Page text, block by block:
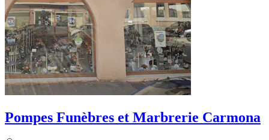
Pompes Funèbres et Marbrerie Carmona